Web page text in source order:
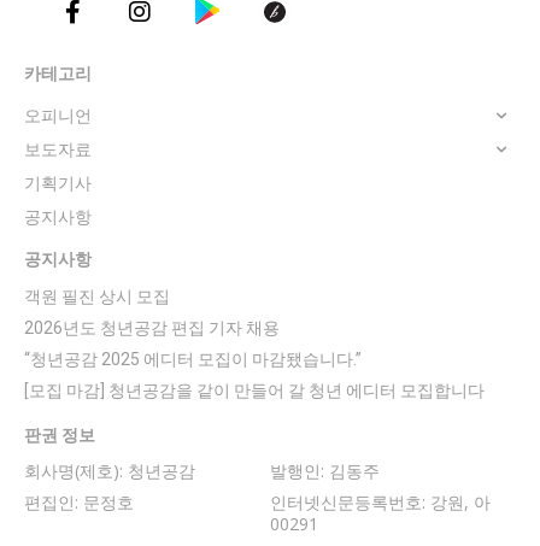
카테고리
오피니언
보도자료
기획기사
공지사항
공지사항
객원 필진 상시 모집
2026년도 청년공감 편집 기자 채용
“청년공감 2025 에디터 모집이 마감됐습니다.”
[모집 마감] 청년공감을 같이 만들어 갈 청년 에디터 모집합니다
판권 정보
회사명(제호): 청년공감
발행인: 김동주
편집인: 문정호
인터넷신문등록번호: 강원, 아
00291